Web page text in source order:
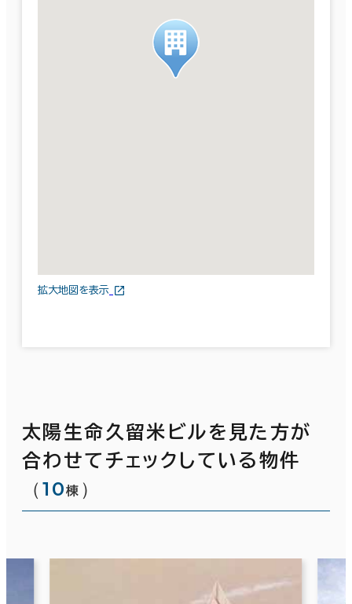
拡大地図を表示
太陽生命久留米ビルを見た方が
合わせてチェックしている物件
（10棟 ）